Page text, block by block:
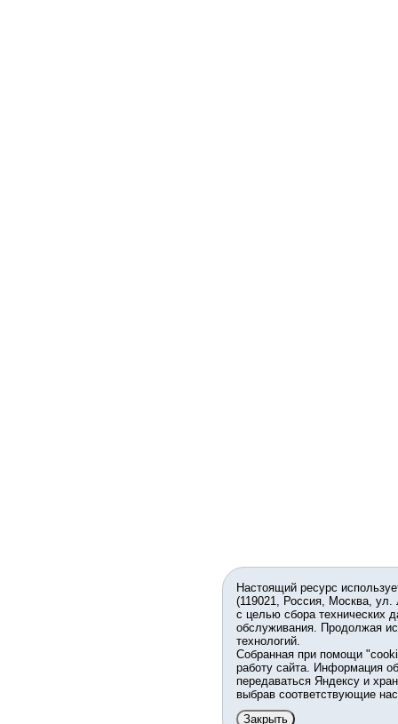
Настоящий ресурс
(119021, Россия, Москва,
с целью сбора технических
обслуживания. Продолжая
технологий.
Собранная при помощи
работу сайта. Информация
передаваться Яндексу и
выбрав соответствующие
Закрыть